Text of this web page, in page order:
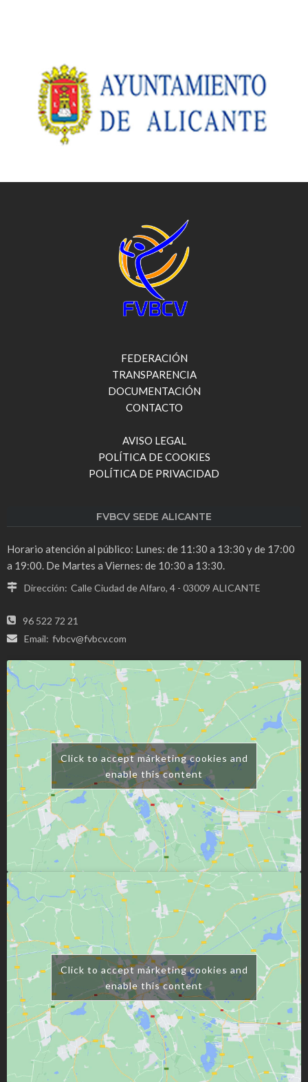
FEDERACIÓN
TRANSPARENCIA
DOCUMENTACIÓN
CONTACTO
AVISO LEGAL
POLÍTICA DE COOKIES
POLÍTICA DE PRIVACIDAD
FVBCV SEDE ALICANTE
Horario atención al público: Lunes: de 11:30 a 13:30 y de 17:00
a 19:00. De Martes a Viernes: de 10:30 a 13:30.
Dirección: Calle Ciudad de Alfaro, 4 - 03009 ALICANTE
96 522 72 21
Email: fvbcv@fvbcv.com
Click to accept márketing cookies and
enable this content
Click to accept márketing cookies and
enable this content